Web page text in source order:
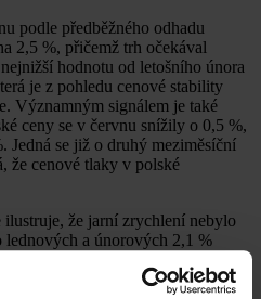
podle předběžného odhadu
2,5 %, přičemž trh očekával
hodnotu od letošního února
je z pohledu cenové stability
Významným signálem je také
ceny se v červnu snížily o 0,5 %,
Jedná se již o druhý meziměsíční
že cenové tlaky v polské
že jarní zrychlení nebylo
lednových a únorových 2,1 %
dubnových 3,2 % a květnových
tak naznačuje, že šlo spíše o